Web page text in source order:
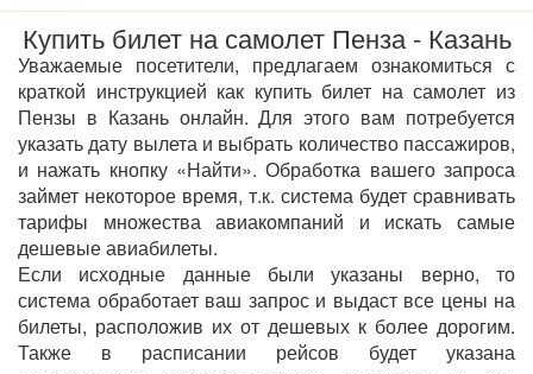
Купить билет на самолет Пенза - Казань
Уважаемые посетители, предлагаем ознакомиться с
краткой инструкцией как купить билет на самолет из
Пензы в Казань онлайн. Для этого вам потребуется
указать дату вылета и выбрать количество пассажиров,
и нажать кнопку «Найти». Обработка вашего запроса
займет некоторое время, т.к. система будет сравнивать
тарифы множества авиакомпаний и искать самые
дешевые авиабилеты.
Если исходные данные были указаны верно, то
система обработает ваш запрос и выдаст все цены на
билеты, расположив их от дешевых к более дорогим.
Также в расписании рейсов будет указана